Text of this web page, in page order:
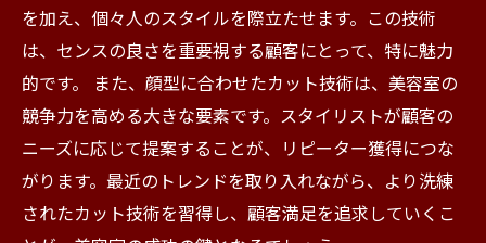
を加え、個々人のスタイルを際立たせます。この技術
は、センスの良さを重要視する顧客にとって、特に魅力
的です。 また、顔型に合わせたカット技術は、美容室の
競争力を高める大きな要素です。スタイリストが顧客の
ニーズに応じて提案することが、リピーター獲得につな
がります。最近のトレンドを取り入れながら、より洗練
されたカット技術を習得し、顧客満足を追求していくこ